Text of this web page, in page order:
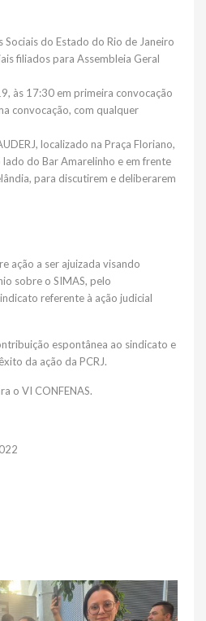
do Estado do Rio de Janeiro
filiados para Assembleia Geral
às 17:30 em primeira convocação
convocação, com qualquer
localizado na Praça Floriano,
lado do Bar Amarelinho e em frente
para discutirem e deliberarem
ação a ser ajuizada visando
sobre o SIMAS, pelo
referente à ação judicial
espontânea ao sindicato e
da ação da PCRJ.
o VI CONFENAS.